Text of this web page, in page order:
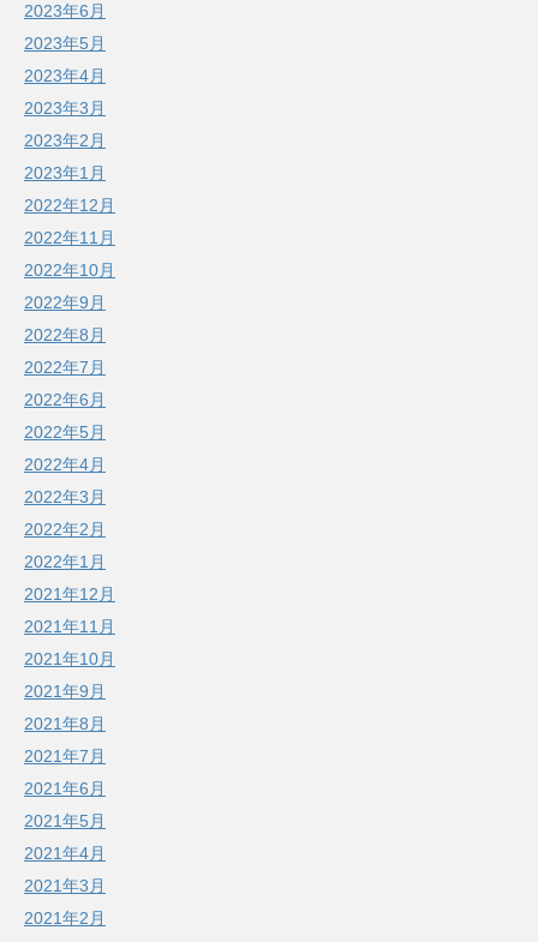
2023年6月
2023年5月
2023年4月
2023年3月
2023年2月
2023年1月
2022年12月
2022年11月
2022年10月
2022年9月
2022年8月
2022年7月
2022年6月
2022年5月
2022年4月
2022年3月
2022年2月
2022年1月
2021年12月
2021年11月
2021年10月
2021年9月
2021年8月
2021年7月
2021年6月
2021年5月
2021年4月
2021年3月
2021年2月